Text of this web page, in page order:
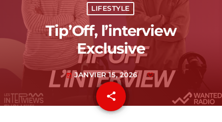
LIFESTYLE
Tip’Off, l’interview
Exclusive
today JANVIER 15, 2026
share
email